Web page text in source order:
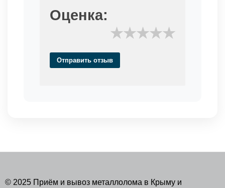
Оценка:
★
★
★
★
★
Отправить отзыв
© 2025 Приём и вывоз металлолома в Крыму и